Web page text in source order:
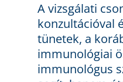
A vizsgálati
konzultációval
tünetek, a
immunológiai
immunológus